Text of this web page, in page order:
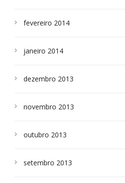
fevereiro 2014
janeiro 2014
dezembro 2013
novembro 2013
outubro 2013
setembro 2013